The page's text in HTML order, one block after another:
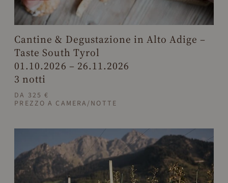
Cantine & Degustazione in Alto Adige –
Taste South Tyrol
01.10.2026 – 26.11.2026
3 notti
DA 325 €
PREZZO A CAMERA/NOTTE